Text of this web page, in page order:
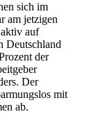
sich im
am jetzigen
auf
Deutschland
der
Der
mit
ab.